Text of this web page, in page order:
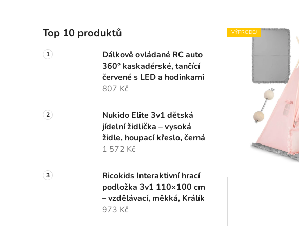
o
s
t
n
n
e
Top 10 produktů
Dálkově ovládané RC auto
360° kaskadérské, tančící
červené s LED a hodinkami
807 Kč
Nukido Elite 3v1 dětská
jídelní židlička – vysoká
židle, houpací křeslo, černá
1 572 Kč
Ricokids Interaktivní hrací
podložka 3v1 110×100 cm
– vzdělávací, měkká, Králík
973 Kč
VÝPRODEJ